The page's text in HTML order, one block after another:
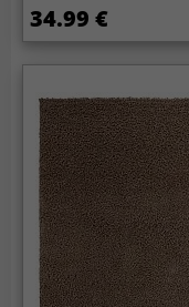
34.99 €